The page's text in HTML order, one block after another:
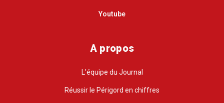
Youtube
A propos
L’équipe du Journal
Réussir le Périgord en chiffres